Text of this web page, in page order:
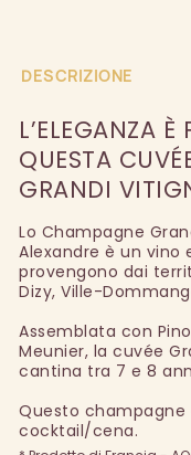
DESCRIZIONE
L’ELEGANZA
QUESTA
GRANDI
Lo Champagne
Alexandre è un
provengono dai
Dizy, Ville-
Assemblata con
Meunier, la cuvée
cantina tra 7 e 8
Questo champagne
cocktail/cena.